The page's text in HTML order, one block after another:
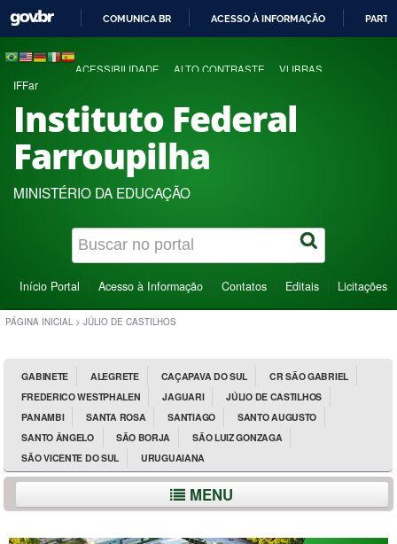
COMUNICA BR ACESSO À INFORMAÇÃO
ACESSIBILIDADE ALTO CONTRASTE VLIBRAS
IFFar
Instituto Federal
Farroupilha
MINISTÉRIO DA EDUCAÇÃO
Início Portal Acesso à Informação Contatos Editais Licitações
PÁGINA INICIAL > JÚLIO DE CASTILHOS
GABINETE ALEGRETE CAÇAPAVA DO SUL
CR SÃO GABRIEL
FREDERICO WESTPHALEN
JAGUARI
JÚLIO DE CASTILHOS
PANAMBI
SANTA ROSA SANTIAGO
SANTO AUGUSTO
SANTO ÂNGELO
SÃO BORJA
SÃO LUIZ GONZAGA
SÃO VICENTE DO SUL
URUGUAIANA
MENU